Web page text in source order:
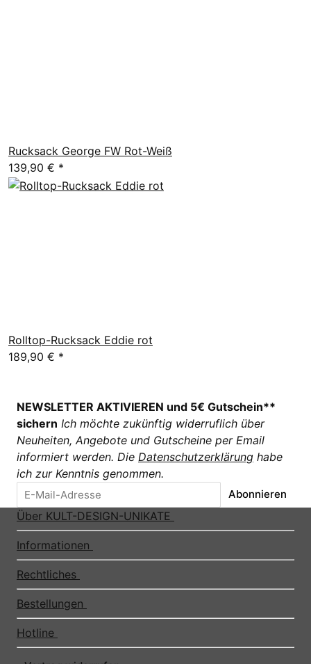
Rucksack George FW Rot-Weiß
139,90 € *
Rolltop-Rucksack Eddie rot
189,90 € *
NEWSLETTER AKTIVIEREN und 5€ Gutschein**
sichern Ich möchte zukünftig widerruflich über
Neuheiten, Angebote und Gutscheine per Email
informiert werden. Die Datenschutzerklärung habe
ich zur Kenntnis genommen.
Abonnieren
Über KULT-DESIGN-UNIKATE
Informationen
Rechtliches
Bestellungen
Hotline